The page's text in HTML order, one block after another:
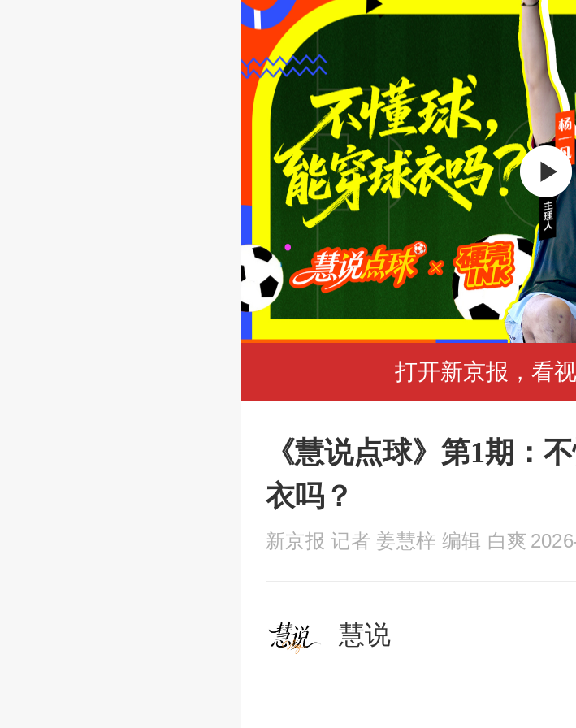
打开新京报，看
《慧说点球》第1期：
衣吗？
新京报 记者 姜慧梓 编辑 白爽
慧说